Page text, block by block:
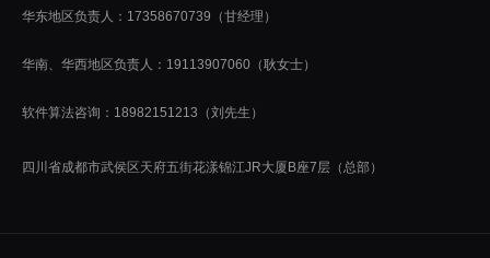
华东地区负责人：17358670739（甘经理）
华南、华西地区负责人：19113907060（耿女士）
软件算法咨询：18982151213（刘先生）
四川省成都市武侯区天府五街花漾锦江JR大厦B座7层（总部）